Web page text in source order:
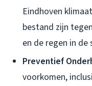
Eindhoven
bestand zijn
en de regen in de
Preventief
voorkomen,